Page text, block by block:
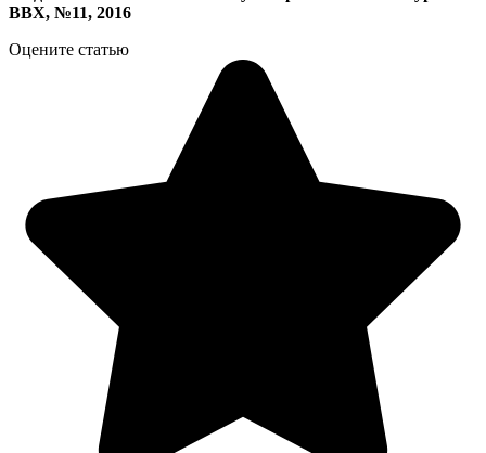
ВВХ, №11, 2016
Оцените статью